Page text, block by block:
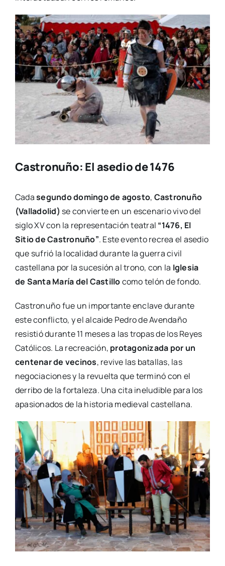
Castronuño: El asedio de 1476
Cadasegundo domingo de agosto, Castronuño
(Valladolid) se convierte en un escenario vivo del
siglo XV con la representación teatral “1476, El
Sitio de Castronuño”. Este evento recrea el asedio
que sufrió la localidad durante la guerra civil
castellana por la sucesión al trono, con la Iglesia
de Santa María del Castillocomo telón de fondo.
Castronuño fue un importante enclave durante
este conflicto, y el alcaide Pedro de Avendaño
resistió durante 11 meses a las tropas de los Reyes
Católicos. La recreación, protagonizada por un
centenar de vecinos, revive las batallas, las
negociaciones y la revuelta que terminó con el
derribo de la fortaleza. Una cita ineludible para los
apasionados de la historia medieval castellana.